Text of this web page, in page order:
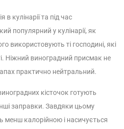
кулінарії та під час
популярний у кулінарії, як
використовують ті господині, які
Ніжний виноградний присмак не
практично нейтральний.
кісточок готують
заправки. Завдяки цьому
менш калорійною і насичується